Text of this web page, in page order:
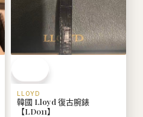
LLOYD
韓國 Lloyd 復古腕錶
【LD011】